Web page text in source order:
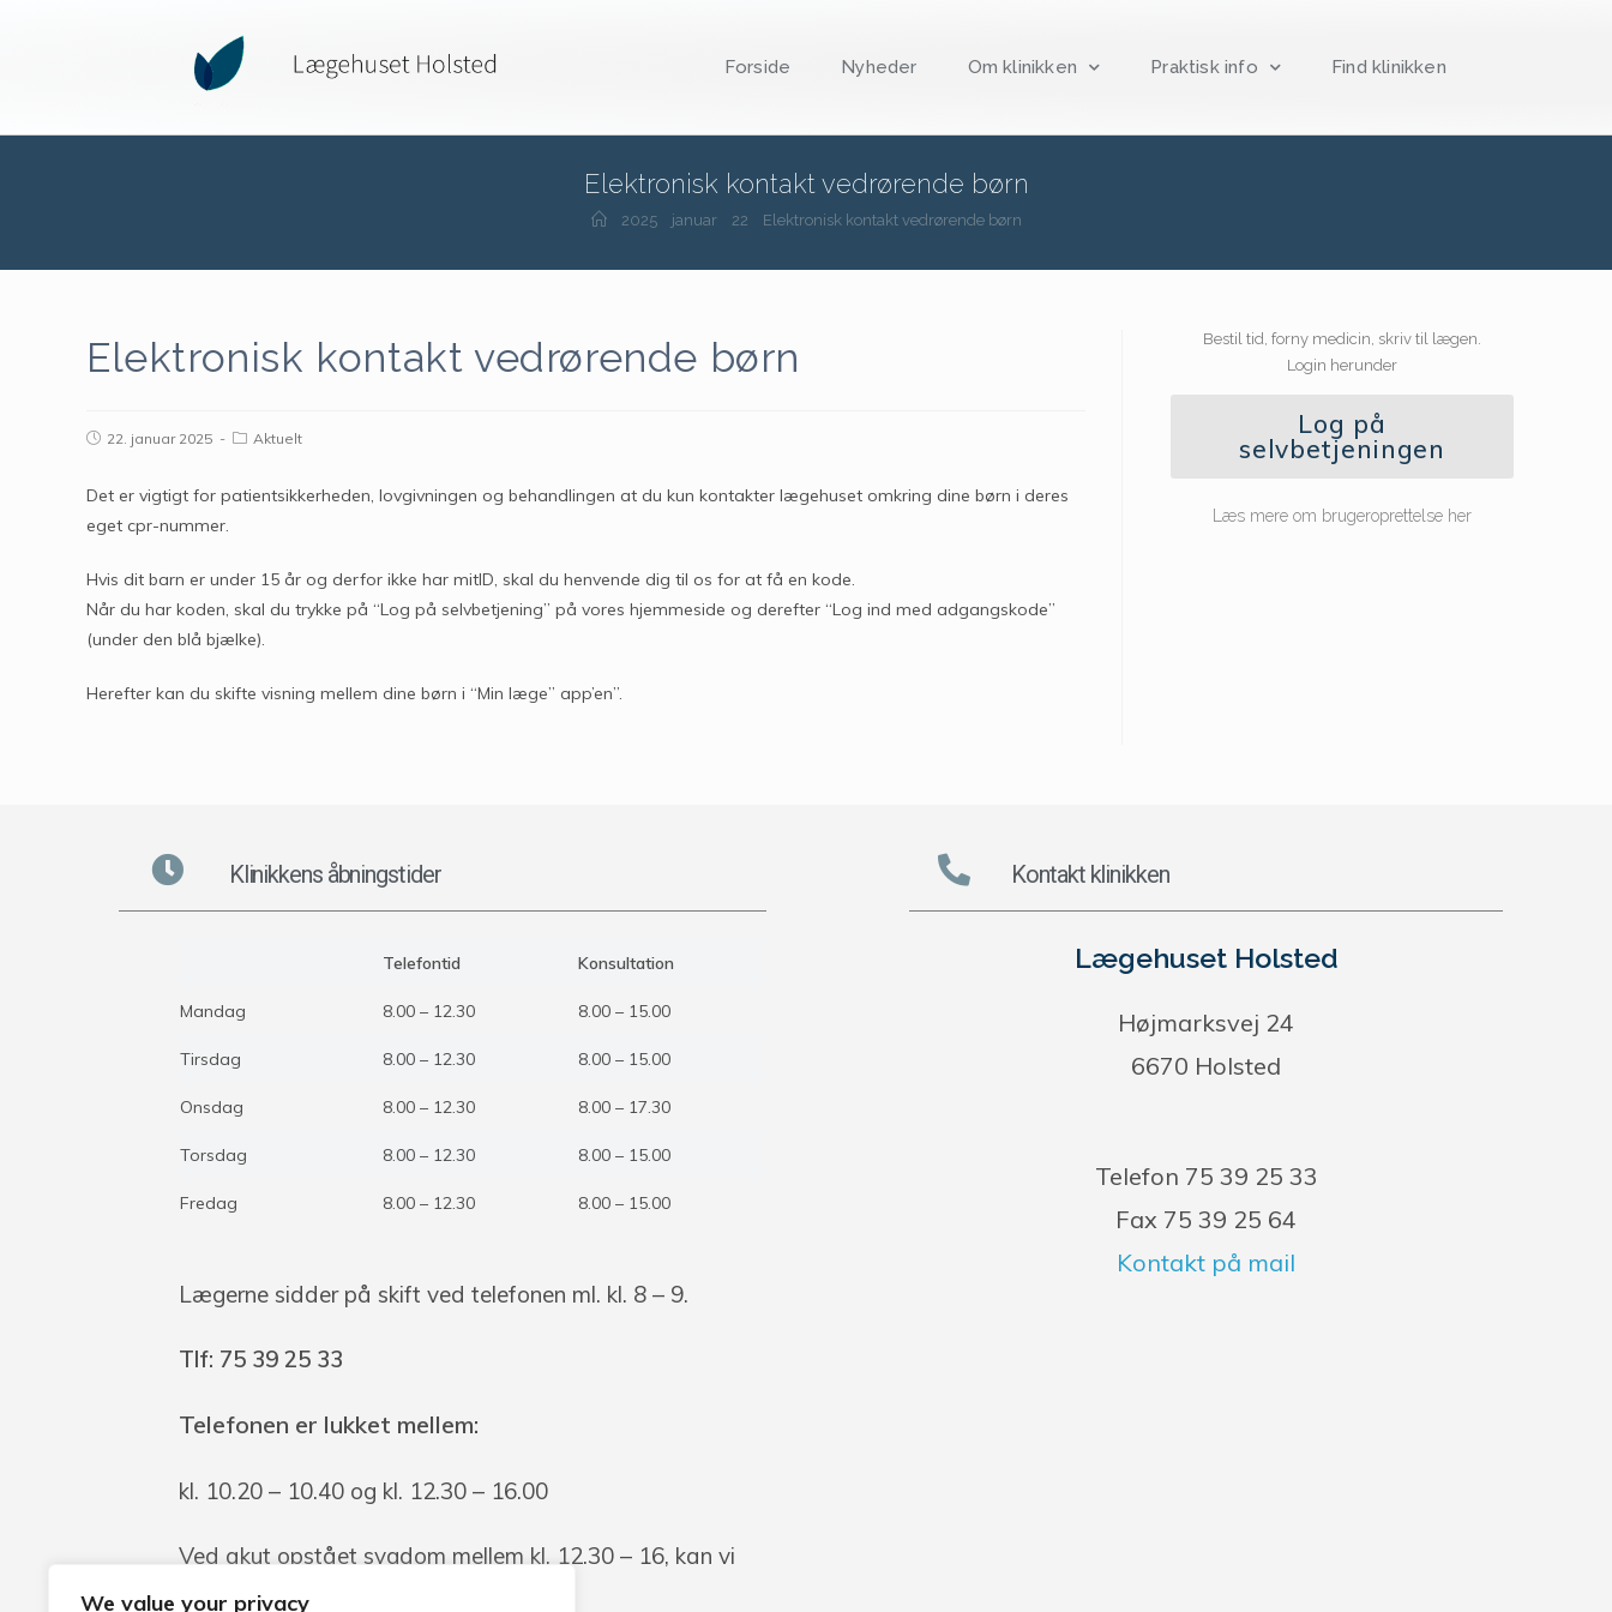
We value your privacy
Forside Nyheder Om klinikken Praktisk info Find klinikken
Elektronisk kontakt vedrørende børn
2025 januar 22 Elektronisk kontakt vedrørende børn
Elektronisk kontakt vedrørende børn
22. januar 2025 Aktuelt
Det er vigtigt for patientsikkerheden, lovgivningen og behandlingen at du kun kontakter lægehuset omkring dine børn i deres
eget cpr-nummer.
Hvis dit barn er under 15 år og derfor ikke har mitID, skal du henvende dig til os for at få en kode.
Når du har koden, skal du trykke på “Log på selvbetjening” på vores hjemmeside og derefter “Log ind med adgangskode”
(under den blå bjælke).
Herefter kan du skifte visning mellem dine børn i “Min læge” app’en”.
Bestil tid, forny medicin, skriv til lægen.
Login herunder
Log på
selvbetjeningen
Læs mere om brugeroprettelse her
Klinikkens åbningstider
Telefontid Konsultation
Mandag 8.00 – 12.30 8.00 – 15.00
Tirsdag 8.00 – 12.30 8.00 – 15.00
Onsdag 8.00 – 12.30 8.00 – 17.30
Torsdag 8.00 – 12.30 8.00 – 15.00
Fredag 8.00 – 12.30 8.00 – 15.00
Lægerne sidder på skift ved telefonen ml. kl. 8 – 9.
Tlf: 75 39 25 33
Telefonen er lukket mellem:
kl. 10.20 – 10.40 og kl. 12.30 – 16.00
Ved akut opstået sygdom mellem kl. 12.30 – 16, kan vi
kontaktes på akuttelefon: 42
Kontakt klinikken
Lægehuset Holsted
Højmarksvej 24
6670 Holsted
Telefon 75 39 25 33
Fax 75 39 25 64
Kontakt på mail